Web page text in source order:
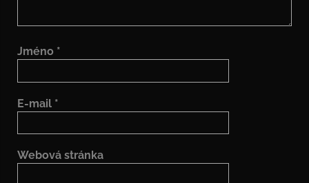
Jméno *
E-mail *
Webová stránka